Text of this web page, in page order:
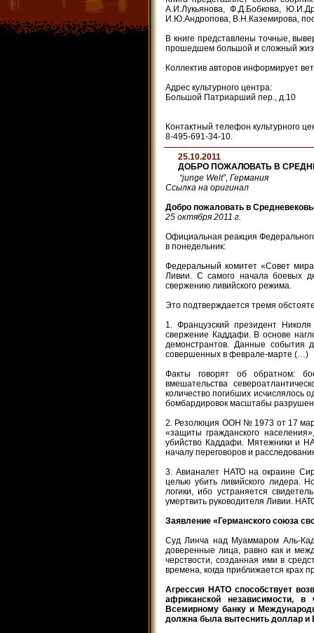
А.И.Лукьянова, Ф.Д.Бобкова,
И.Ю.Андропова, В.Н.Каземирова,
В книге представлены точные,
прошедшем большой и сложный
Коллектив авторов информирует
Адрес культурного центра:
Большой Патриарший пер., д.10
Контактный телефон культурного
8-495-691-34-10.
25.10.2011
ДОБРО ПОЖАЛОВАТЬ В
“junge Welt”, Германия
Ссылка на оригинал
Добро пожаловать в
25 октября 2011 г.
Официальная реакция
в понедельник:
Федеральный комитет «Совет
Ливии. С самого начала боевых
свержению ливийского режима.
Это подтверждается тремя
1. Французский президент
свержение Каддафи. В основе
демонстрантов. Данные события
совершенных в феврале-марте (…)
Факты говорят об обратном:
вмешательства
количество погибших исчислялось
бомбардировок масштабы
2. Резолюция ООН № 1973 от 17
«защиты гражданского
убийство Каддафи. Мятежники и
началу переговоров и
3. Авианалет НАТО на окраине
целью убить ливийского лидера.
логики, ибо устраняется
умертвить руководителя Ливии.
Заявление «Германского союза
Суд Линча над Муаммаром Аль-
доверенные лица, равно как и
черствости, созданная ими в
времена, когда приближается крах
Агрессия НАТО способствует
африканской независимости,
Всемирному банку и
должна была вытеснить доллар